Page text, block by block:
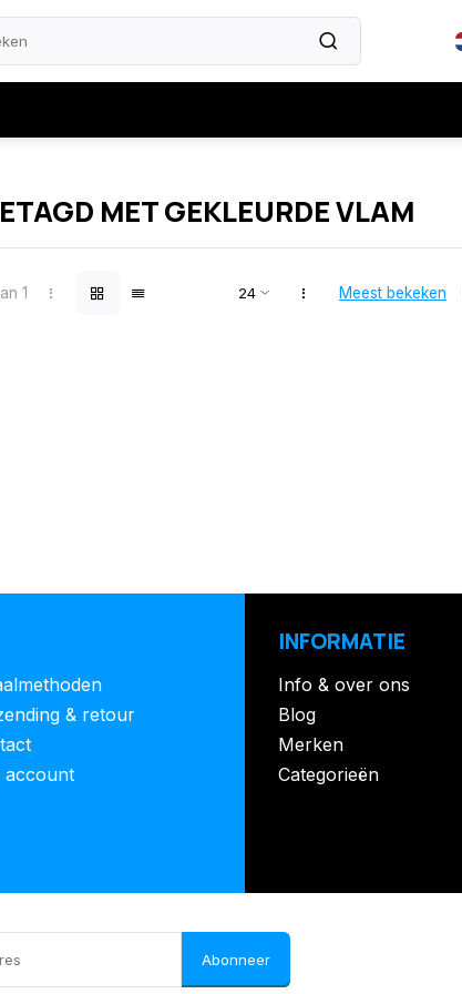
MET GEKLEURDE VLAM
1 Meest bekeken
& retour
account
INFORMATIE
Info & over ons
Blog
Merken
Categorieën
Abonneer